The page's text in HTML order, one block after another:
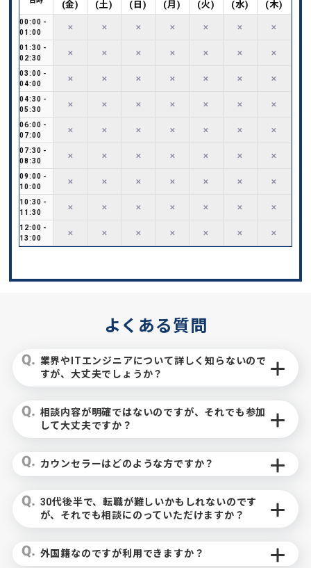
00:00 -
01:00
01:30 -
02:30
03:00 -
04:00
04:30 -
05:30
06:00 -
07:00
07:30 -
08:30
09:00 -
10:00
10:30 -
11:30
12:00 -
13:00
(金)
✕
✕
✕
✕
✕
✕
✕
✕
✕
(土)
✕
✕
✕
✕
✕
✕
✕
✕
✕
( 日 )
✕
✕
✕
✕
✕
✕
✕
✕
✕
(月 )
✕
✕
✕
✕
✕
✕
✕
✕
✕
(火)
✕
✕
✕
✕
✕
✕
✕
✕
✕
(水)
✕
✕
✕
✕
✕
✕
✕
✕
✕
(木)
✕
✕
✕
✕
✕
✕
✕
✕
✕
よくある質問
業界やITエンジニアについて詳しく知らないので
すが、大丈夫でしょうか？
相談内容が明確ではないのですが、それでも参加
して大丈夫ですか？
カウンセラーはどのような方ですか？
30代後半で、転職が難しいかもしれないのです
が、それでも相談にのっていただけますか？
外国籍なのですが利用できますか？